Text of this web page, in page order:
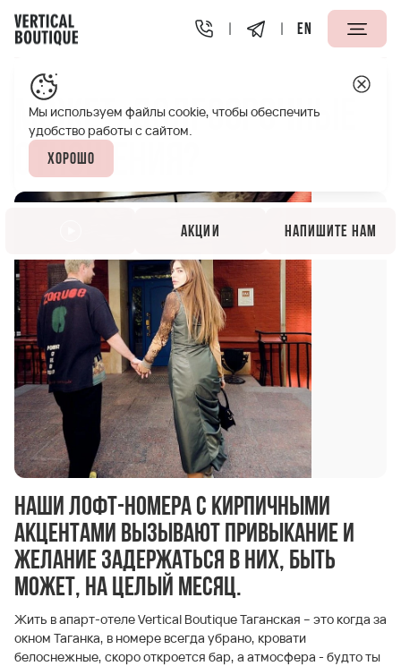
EN
Vertical Boutique Таганская Москва Может,
Может, долгосрочные
отношения?
Наши лофт-номера с кирпичными
акцентами вызывают привыкание и
желание задержаться в них, быть
может, на целый месяц.
Жить в апарт-отеле Vertical Boutique Таганская – это когда за
окном Таганка, в номере всегда убрано, кровати
белоснежные, скоро откроется бар, а атмосфера - будто ты
Мы используем файлы cookie, чтобы обеспечить
удобство работы с сайтом.
Хорошо
Акции Напишите нам